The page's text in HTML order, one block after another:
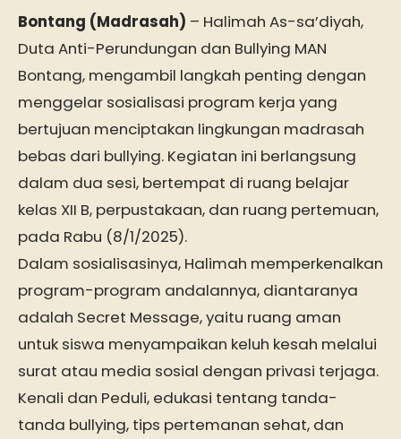
Bontang (Madrasah) – Halimah As-sa’diyah,
Duta Anti-Perundungan dan Bullying MAN
Bontang, mengambil langkah penting dengan
menggelar sosialisasi program kerja yang
bertujuan menciptakan lingkungan madrasah
bebas dari bullying. Kegiatan ini berlangsung
dalam dua sesi, bertempat di ruang belajar
kelas XII B, perpustakaan, dan ruang pertemuan,
pada Rabu (8/1/2025).
Dalam sosialisasinya, Halimah memperkenalkan
program-program andalannya, diantaranya
adalah Secret Message, yaitu ruang aman
untuk siswa menyampaikan keluh kesah melalui
surat atau media sosial dengan privasi terjaga.
Kenali dan Peduli, edukasi tentang tanda-
tanda bullying, tips pertemanan sehat, dan